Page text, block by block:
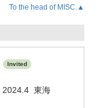
To the head of MISC.▲
Invited
2024.4 東海